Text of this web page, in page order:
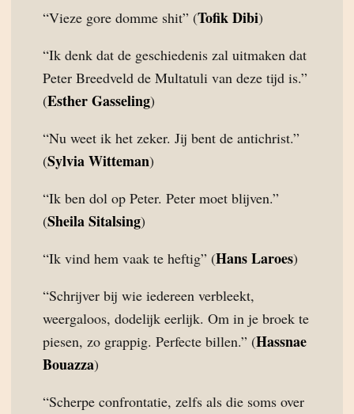
“Vieze gore domme shit” (Tofik Dibi)
“Ik denk dat de geschiedenis zal uitmaken dat
Peter Breedveld de Multatuli van deze tijd is.”
(Esther Gasseling)
“Nu weet ik het zeker. Jij bent de antichrist.”
(Sylvia Witteman)
“Ik ben dol op Peter. Peter moet blijven.”
(Sheila Sitalsing)
“Ik vind hem vaak te heftig” (Hans Laroes)
“Schrijver bij wie iedereen verbleekt,
weergaloos, dodelijk eerlijk. Om in je broek te
piesen, zo grappig. Perfecte billen.” (Hassnae
Bouazza)
“Scherpe confrontatie, zelfs als die soms over